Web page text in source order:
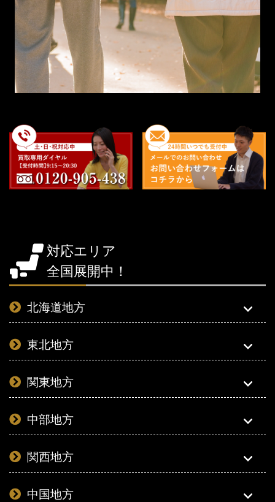
対応エリア
全国展開中！
北海道地方
東北地方
関東地方
中部地方
関西地方
中国地方